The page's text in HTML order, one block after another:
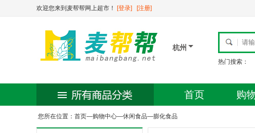
欢迎您来到麦帮帮网上超市！ [登录] [注册]
杭州
热门搜索：
首页 购
您所在位置： 首页—购物中心—休闲食品—膨化食品